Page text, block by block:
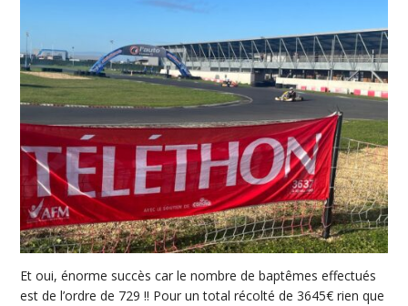
Et oui, énorme succès car le nombre de baptêmes effectués
est de l’ordre de 729 !! Pour un total récolté de 3645€ rien que